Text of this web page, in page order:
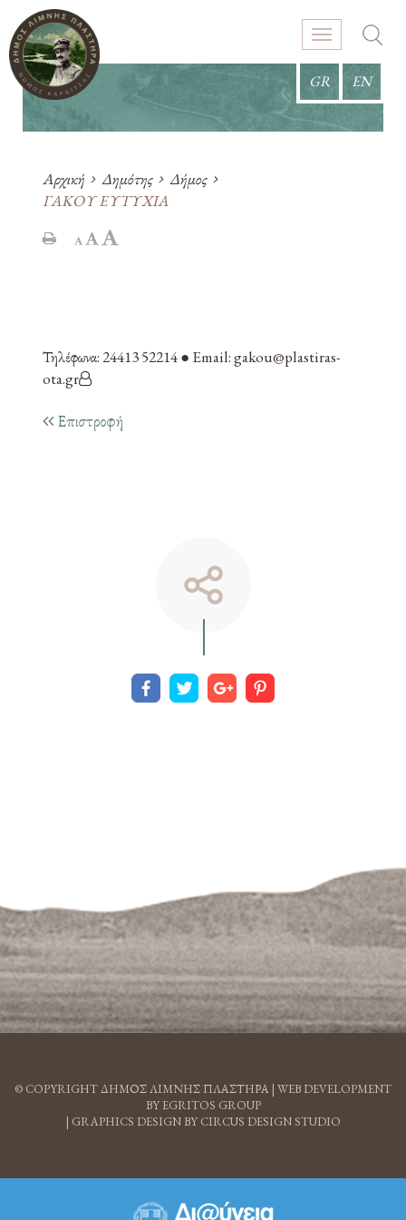
GR EN
Αρχική Δημότης
Δήμος
ΓΑΚΟΥ ΕΥΤΥΧΙΑ
Τηλέφωνα: 24413 52214 ● Email: gakou@plastiras-
ota.gr
Επιστροφή
© COPYRIGHT ΔΗΜΟΣ ΛΙΜΝΗΣ ΠΛΑΣΤΗΡΑ | WEB DEVELOPMENT
BY EGRITOS GROUP
| GRAPHICS DESIGN BY CIRCUS DESIGN STUDIO